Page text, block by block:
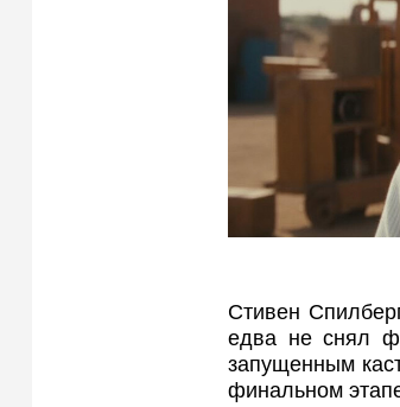
Стивен
едва не снял
запущенным
финальном